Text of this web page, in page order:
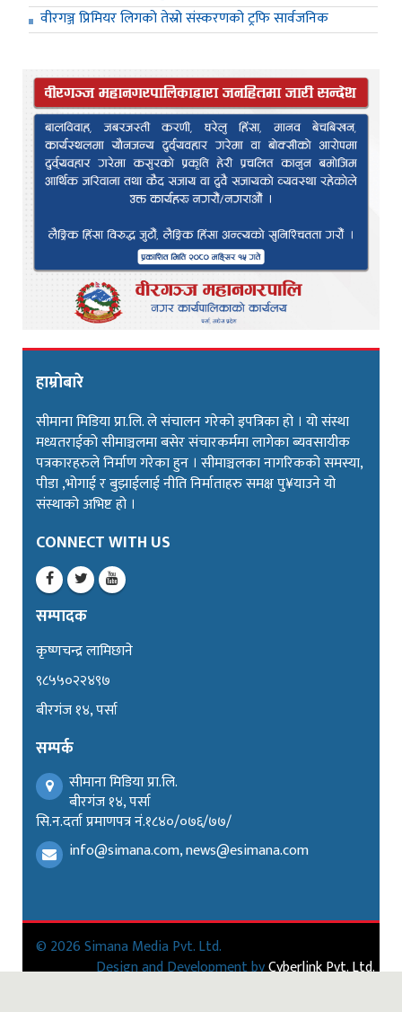
वीरगञ्ज प्रिमियर लिगको तेस्रो संस्करणको ट्रफि सार्वजनिक
हाम्रोबारे
सीमाना मिडिया प्रा.लि. ले संचालन गरेको इपत्रिका हो । यो संस्था
मध्यतराईको सीमाञ्चलमा बसेर संचारकर्ममा लागेका ब्यवसायीक
पत्रकारहरुले निर्माण गरेका हुन । सीमाञ्चलका नागरिकको समस्या,
पीडा ,भोगाई र बुझाईलाई नीति निर्माताहरु समक्ष पु¥याउने यो
संस्थाको अभिष्ट हो ।
CONNECT WITH US
सम्पादक
कृष्णचन्द्र लामिछाने
९८५५०२२४९७
बीरगंज १४, पर्सा
सम्पर्क
सीमाना मिडिया प्रा.लि.
बीरगंज १४, पर्सा
सि.न.दर्ता प्रमाणपत्र नं.१८४०/०७६/७७/
info@simana.com, news@esimana.com
© 2026 Simana Media Pvt. Ltd.
Design and Development byCyberlink Pvt. Ltd.